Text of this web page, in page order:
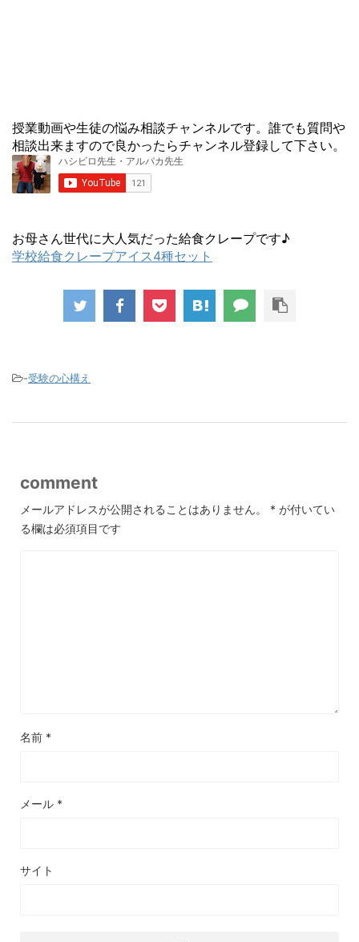
授業動画や生徒の悩み相談チャンネルです。誰でも質問や
相談出来ますので良かったらチャンネル登録して下さい。
お母さん世代に大人気だった給食クレープです♪
学校給食クレープアイス4種セット
-受験の心構え
comment
メールアドレスが公開されることはありません。 * が付いてい
る欄は必須項目です
名前 *
メール *
サイト